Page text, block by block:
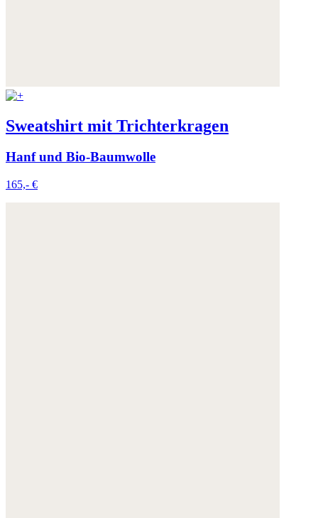
Sweatshirt mit Trichterkragen
Hanf und Bio-Baumwolle
165,- €